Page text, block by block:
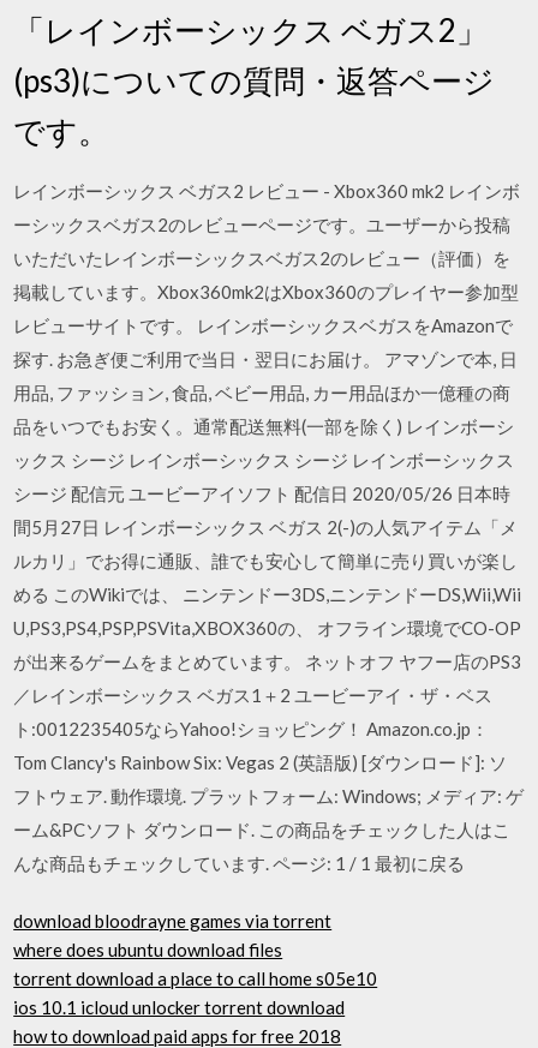
「レインボーシックス ベガス2」
(ps3)についての質問・返答ページ
です。
レインボーシックス ベガス2 レビュー - Xbox360 mk2 レインボ
ーシックスベガス2のレビューページです。ユーザーから投稿
いただいたレインボーシックスベガス2のレビュー（評価）を
掲載しています。Xbox360mk2はXbox360のプレイヤー参加型
レビューサイトです。 レインボーシックスベガスをAmazonで
探す. お急ぎ便ご利用で当日・翌日にお届け。 アマゾンで本, 日
用品, ファッション, 食品, ベビー用品, カー用品ほか一億種の商
品をいつでもお安く。通常配送無料(一部を除く) レインボーシ
ックス シージ レインボーシックス シージ レインボーシックス
シージ 配信元 ユービーアイソフト 配信日 2020/05/26 日本時
間5月27日 レインボーシックス ベガス 2(-)の人気アイテム「メ
ルカリ」でお得に通販、誰でも安心して簡単に売り買いが楽し
める このWikiでは、 ニンテンドー3DS,ニンテンドーDS,Wii,Wii
U,PS3,PS4,PSP,PSVita,XBOX360の、 オフライン環境でCO-OP
が出来るゲームをまとめています。 ネットオフ ヤフー店のPS3
／レインボーシックス ベガス1＋2 ユービーアイ・ザ・ベス
ト:0012235405ならYahoo!ショッピング！ Amazon.co.jp：
Tom Clancy's Rainbow Six: Vegas 2 (英語版) [ダウンロード]: ソ
フトウェア. 動作環境. プラットフォーム: Windows; メディア: ゲ
ーム&PCソフト ダウンロード. この商品をチェックした人はこ
んな商品もチェックしています. ページ: 1 / 1 最初に戻る
download bloodrayne games via torrent
where does ubuntu download files
torrent download a place to call home s05e10
ios 10.1 icloud unlocker torrent download
how to download paid apps for free 2018